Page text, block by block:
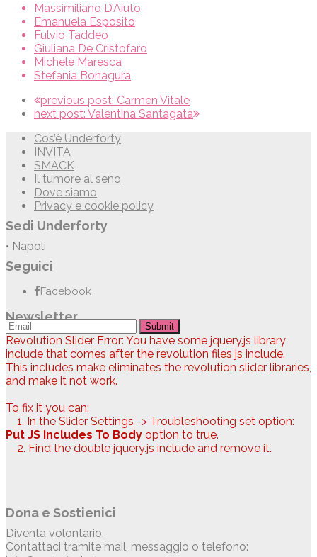
Massimiliano D’Aiuto
Emanuela Esposito
Fulvio Taddeo
Giuliana De Cristofaro
Michele Maresca
Stefania Bonagura
previous post: Carmen Vitale
next post: Valentina Santagata
Cos’è Underforty
INVITA
SMACK
Il tumore al seno
Dove siamo
Privacy e cookie policy
Sedi Underforty
• Napoli
Seguici
Facebook
Newsletter
Submit
Revolution Slider Error: You have some jquery.js library
include that comes after the revolution files js include.
This includes make eliminates the revolution slider libraries,
and make it not work.
To fix it you can:
1. In the Slider Settings -> Troubleshooting set option:
Put JS Includes To Body option to true.
2. Find the double jquery.js include and remove it.
Dona e Sostienici
Diventa volontario.
Contattaci tramite mail, messaggio o telefono: